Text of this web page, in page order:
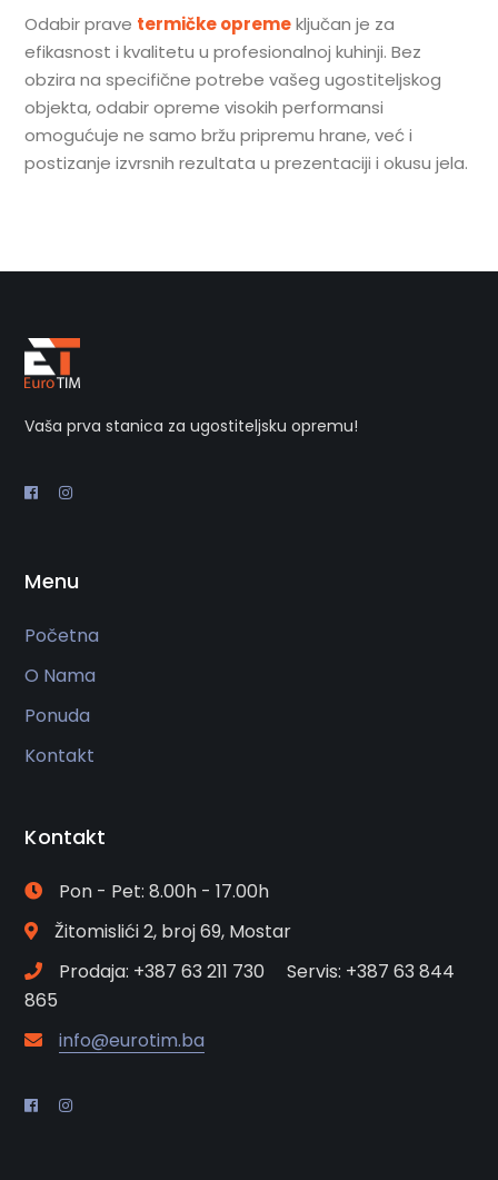
Odabir prave termičke opremeključan je za
efikasnost i kvalitetu u profesionalnoj kuhinji. Bez
obzira na specifične potrebe vašeg ugostiteljskog
objekta, odabir opreme visokih performansi
omogućuje ne samo bržu pripremu hrane, već i
postizanje izvrsnih rezultata u prezentaciji i okusu jela.
Vaša prva stanica za ugostiteljsku opremu!
Menu
Početna
O Nama
Ponuda
Kontakt
Kontakt
Pon - Pet: 8.00h - 17.00h
Žitomislići 2, broj 69, Mostar
Prodaja: +387 63 211 730 Servis: +387 63 844
865
info@eurotim.ba